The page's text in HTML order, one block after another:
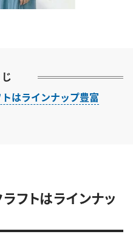
はラインナップ豊富
フトはラインナッ